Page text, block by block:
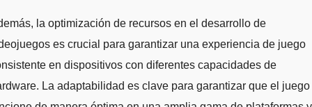
la optimización de recursos en el desarrollo de
es crucial para garantizar una experiencia de juego
en dispositivos con diferentes capacidades de
La adaptabilidad es clave para garantizar que el juego